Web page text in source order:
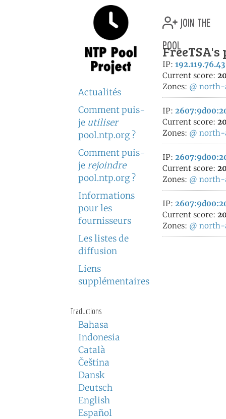
Actualités
Comment puis-
je utiliser
pool.ntp.org ?
Comment puis-
je rejoindre
pool.ntp.org ?
Informations
pour les
fournisseurs
Les listes de
diffusion
Liens
supplémentaires
Traductions
Bahasa
Indonesia
Català
Čeština
Dansk
Deutsch
English
Español
join the
pool
IP: 192.119.76.43
Current score:
Zones: @ north-
IP:
Current score:
Zones: @ north-
IP:
Current score:
Zones: @ north-
IP:
Current score:
Zones: @ north-